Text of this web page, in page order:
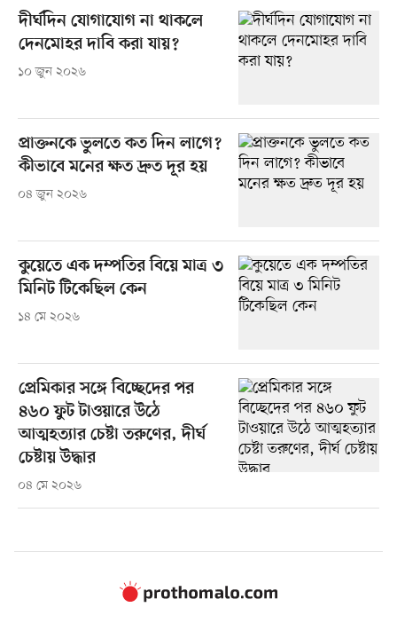
দীর্ঘদিন যোগাযোগ না থাকলে
দেনমোহর দাবি করা যায়?
১০ জুন ২০২৬
প্রাক্তনকে ভুলতে কত দিন লাগে?
কীভাবে মনের ক্ষত দ্রুত দূর হয়
০৪ জুন ২০২৬
কুয়েতে এক দম্পতির বিয়ে মাত্র ৩
মিনিট টিকেছিল কেন
১৪ মে ২০২৬
প্রেমিকার সঙ্গে বিচ্ছেদের পর
৪৬০ ফুট টাওয়ারে উঠে
আত্মহত্যার চেষ্টা তরুণের, দীর্ঘ
চেষ্টায় উদ্ধার
০৪ মে ২০২৬